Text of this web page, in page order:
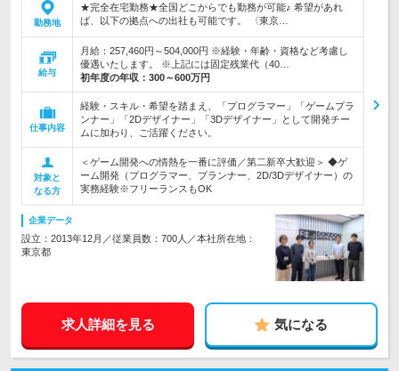
勤務地
★完全在宅勤務★全国どこからでも勤務が可能♪ 希望があれ
ば、以下の拠点への出社も可能です。 〈東京…
給与
月給：257,460円～504,000円 ※経験・年齢・資格など考慮し
優遇いたします。 ※上記には固定残業代（40…
初年度の年収： 300～600万円
仕事内容
経験・スキル・希望を踏まえ、「プログラマー」「ゲームプラ
ンナー」「2Dデザイナー」「3Dデザイナー」として開発チー
ムに加わり、ご活躍ください。
対象と
なる方
＜ゲーム開発への情熱を一番に評価／第二新卒大歓迎＞ ◆ゲ
ーム開発（プログラマー、プランナー、2D/3Dデザイナー）の
実務経験※フリーランスもOK
企業データ
設立：2013年12月／従業員数：700人／本社所在地：
東京都
求人詳細を見る 気になる